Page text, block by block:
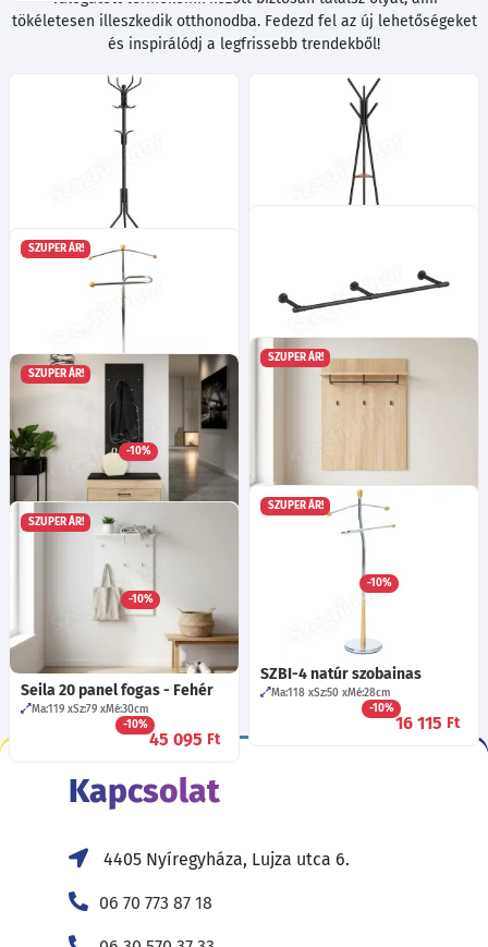
tökéletesen illeszkedik otthonodba. Fedezd fel az új lehetőségeket
és inspirálódj a legfrissebb trendekből!
Álló ruhafogas fém 12
akasztóval, egyenes
lábakkal, fekete
akasztóval, rusztikus barna
Fali ruhafogas, fekete
SZUPER ÁR!
SZBI-5 szobainas
Ma:110 Mé:30
-10%
15 035Ft
SZUPER ÁR!
Cipora 11 fogas - Nagano
Mé:24.5
-10%
32 225
SZUPER ÁR!
Liza 19 előszobafal fogas 50 -
Sz:50 Mé:3
-10%
32 315Ft
SZUPER ÁR!
SZBI-4 natúr szobainas
Ma:118 Sz:50 Mé:28cm
-10%
16 115 Ft
SZUPER ÁR!
Seila 20 panel fogas - Fehér
Ma:119 Sz:79 Mé:30cm
-10%
45 095 Ft
Kapcsolat
4405 Nyíregyháza, Lujza utca 6.
06 70 773 87 18